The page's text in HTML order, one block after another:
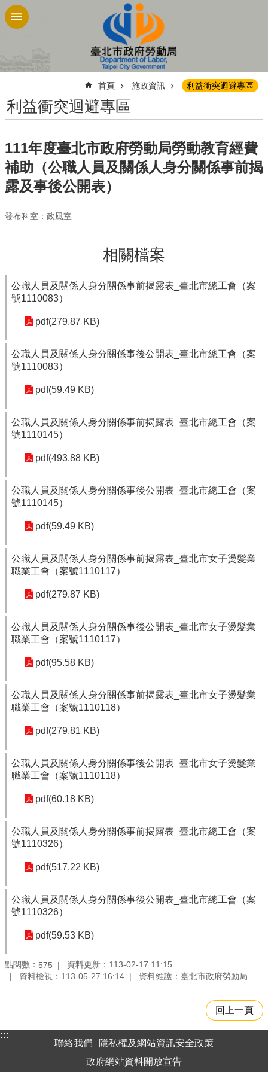
跳到主要內容區塊
首頁 施政資訊 利益衝突迴避專區
利益衝突迴避專區
111年度臺北市政府勞動局勞動教育經費
補助（公職人員及關係人身分關係事前揭
露及事後公開表）
發布科室：政風室
相關檔案
公職人員及關係人身分關係事前揭露表_臺北市總工會（案
號1110083）
pdf(279.87 KB)
公職人員及關係人身分關係事後公開表_臺北市總工會（案
號1110083）
pdf(59.49 KB)
公職人員及關係人身分關係事前揭露表_臺北市總工會（案
號1110145）
pdf(493.88 KB)
公職人員及關係人身分關係事後公開表_臺北市總工會（案
號1110145）
pdf(59.49 KB)
公職人員及關係人身分關係事前揭露表_臺北市女子燙髮業
職業工會（案號1110117）
pdf(279.87 KB)
公職人員及關係人身分關係事後公開表_臺北市女子燙髮業
職業工會（案號1110117）
pdf(95.58 KB)
公職人員及關係人身分關係事前揭露表_臺北市女子燙髮業
職業工會（案號1110118）
pdf(279.81 KB)
公職人員及關係人身分關係事後公開表_臺北市女子燙髮業
職業工會（案號1110118）
pdf(60.18 KB)
公職人員及關係人身分關係事前揭露表_臺北市總工會（案
號1110326）
pdf(517.22 KB)
公職人員及關係人身分關係事後公開表_臺北市總工會（案
號1110326）
pdf(59.53 KB)
點閱數： 575
資料更新：113-02-17 11:15
資料檢視：113-05-27 16:14
資料維護：臺北市政府勞動局
回上一頁
:::
聯絡我們
隱私權及網站資訊安全政策
政府網站資料開放宣告